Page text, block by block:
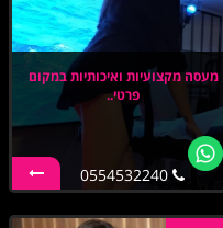
מעסה מקצועיות ואיכותיות במקום
פרטי..
0554532240